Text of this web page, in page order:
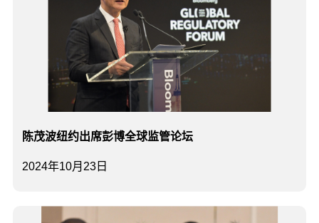
2024年10月23日
陈茂波纽约出席彭博全球监管论坛